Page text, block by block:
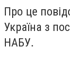
Про це
Україна з
НАБУ.